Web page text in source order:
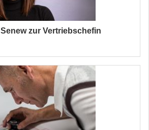
zur Vertriebschefin